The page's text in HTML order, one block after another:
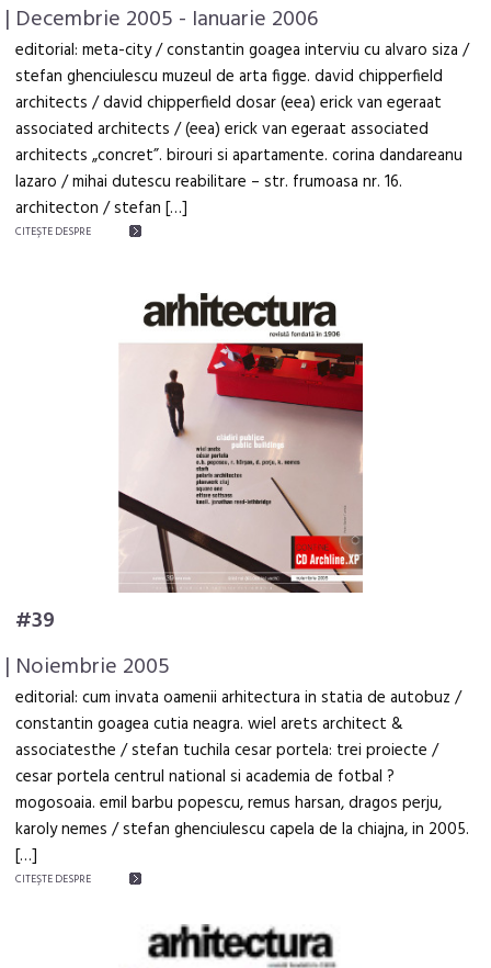
| Decembrie 2005 - Ianuarie 2006
editorial: meta-city / constantin goagea interviu cu alvaro siza /
stefan ghenciulescu muzeul de arta figge. david chipperfield
architects / david chipperfield dosar (eea) erick van egeraat
associated architects / (eea) erick van egeraat associated
architects „concret”. birouri si apartamente. corina dandareanu
lazaro / mihai dutescu reabilitare – str. frumoasa nr. 16.
architecton / stefan […]
CITEŞTE DESPRE
#39
| Noiembrie 2005
editorial: cum invata oamenii arhitectura in statia de autobuz /
constantin goagea cutia neagra. wiel arets architect &
associatesthe / stefan tuchila cesar portela: trei proiecte /
cesar portela centrul national si academia de fotbal ?
mogosoaia. emil barbu popescu, remus harsan, dragos perju,
karoly nemes / stefan ghenciulescu capela de la chiajna, in 2005.
[…]
CITEŞTE DESPRE